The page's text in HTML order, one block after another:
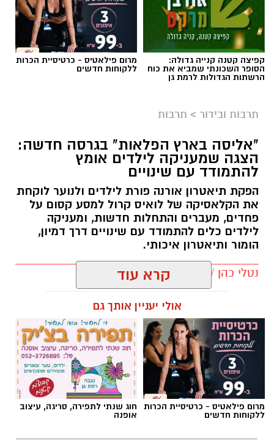
קפיצה קטנה קנייה גדולה:
הסופר השכונתי שמביא את כוח
הרשתות הגדולות לרמת גן
מרום פילאטיס - כרטיסיית הכרות
ללקוחות חדשים
תרבות ובידור > תרבות
"אליסה בארץ הפלאות" בגרסה חדשה:
הצגה שמעניקה לילדים אומץ
להתמודד עם שינויים
הפקת תיאטרון אורנה פורת לילדים ולנוער לוקחת
את הקלאסיקה של לואיס קרול למסע קסום על
פחדים, מעברים והתחלות חדשות, ומעניקה
לילדים כלים להתמודד עם שינויים דרך דמיון,
הומור ותיאטרון איכותי.
נטלי כהן / 13:55 22.07.26
תגים:הצגות ילדים, אליסה בארץ הפלאות
קרא עוד
אולי יעניין אותך גם
מרום פילאטיס - כרטיסיית הכרות
ללקוחות חדשים
חוג שנתי לתפירה, סריגה, עיצוב
אופנה